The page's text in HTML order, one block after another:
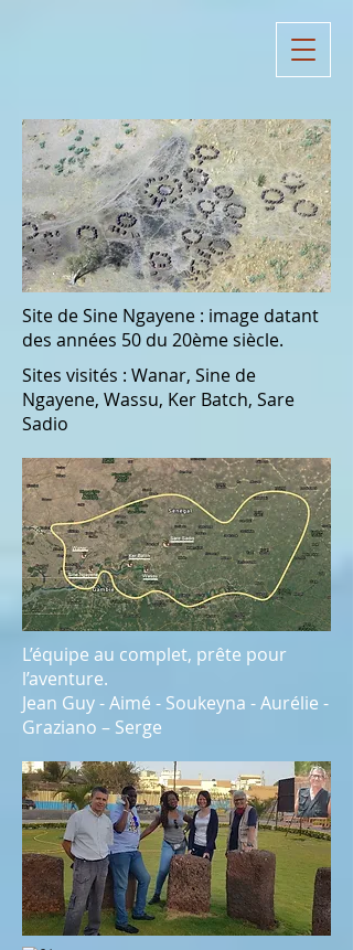
Site de Sine Ngayene : image datant
des années 50 du 20ème siècle.
Sites visités : Wanar, Sine de
Ngayene, Wassu, Ker Batch, Sare
Sadio
L’équipe au complet, prête pour
l’aventure.
Jean Guy - Aimé - Soukeyna - Aurélie -
Graziano – Serge